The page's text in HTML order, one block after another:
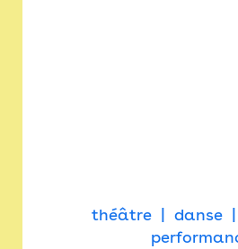
théâtre danse